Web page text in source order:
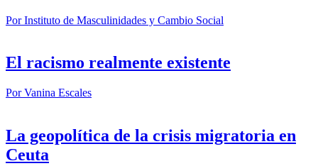
PorInstituto de Masculinidades y Cambio Social
El racismo realmente existente
PorVanina Escales
La geopolítica de la crisis migratoria en
Ceuta